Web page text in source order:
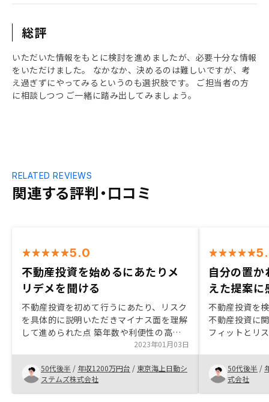
総評
いただいた情報をもとに検討を進めましたが、必要十分な情報
をいただけました。 なかなか、決めるのは難しいですが、考
え過ぎずにやってみるというのも選択肢です。 ご担当者の方
に相談しつつ ご一緒に踏み出してみましょう。
関連する評判・口コミ
RELATED REVIEWS
5.0
不動産投資を始めるにあたりメ
リデメを聞ける
不動産投資を初めて行うにあたり、リスク
を具体的に説明いただきマイナス面を理解
して進められた点 築年数や利便性の高い
物件のメリットを詳しく聞くことが出来、
納得感を感じた点 年齢的に融資が可能か
不安だったが素早く確認していただけた。
物件の過去の価格変動を知っておきたかっ
た。自身で調べた所、過去対比でかなり高
2023年01月03日
50代後半 / 年収1200万円台 / 東京海上日動シ
ステムズ株式会社
自分の置
えた提案に
不動産投資を
不動産投資に
フィットとリ
取り得るリス
はRENOSY
案してくれま
とのアグリゲ
50代後半 /
式会社